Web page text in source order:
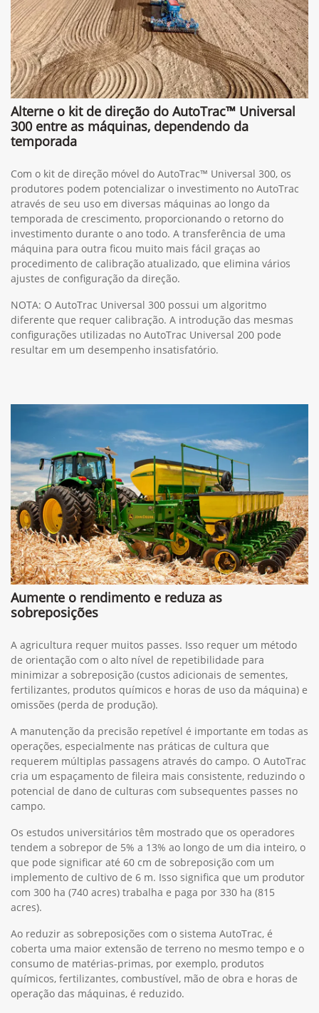
Alterne o kit de direção do AutoTrac™ Universal
300 entre as máquinas, dependendo da
temporada
Com o kit de direção móvel do AutoTrac™ Universal 300, os
produtores podem potencializar o investimento no AutoTrac
através de seu uso em diversas máquinas ao longo da
temporada de crescimento, proporcionando o retorno do
investimento durante o ano todo. A transferência de uma
máquina para outra ficou muito mais fácil graças ao
procedimento de calibração atualizado, que elimina vários
ajustes de configuração da direção.
NOTA: O AutoTrac Universal 300 possui um algoritmo
diferente que requer calibração. A introdução das mesmas
configurações utilizadas no AutoTrac Universal 200 pode
resultar em um desempenho insatisfatório.
Aumente o rendimento e reduza as
sobreposições
A agricultura requer muitos passes. Isso requer um método
de orientação com o alto nível de repetibilidade para
minimizar a sobreposição (custos adicionais de sementes,
fertilizantes, produtos químicos e horas de uso da máquina) e
omissões (perda de produção).
A manutenção da precisão repetível é importante em todas as
operações, especialmente nas práticas de cultura que
requerem múltiplas passagens através do campo. O AutoTrac
cria um espaçamento de fileira mais consistente, reduzindo o
potencial de dano de culturas com subsequentes passes no
campo.
Os estudos universitários têm mostrado que os operadores
tendem a sobrepor de 5% a 13% ao longo de um dia inteiro, o
que pode significar até 60 cm de sobreposição com um
implemento de cultivo de 6 m. Isso significa que um produtor
com 300 ha (740 acres) trabalha e paga por 330 ha (815
acres).
Ao reduzir as sobreposições com o sistema AutoTrac, é
coberta uma maior extensão de terreno no mesmo tempo e o
consumo de matérias-primas, por exemplo, produtos
químicos, fertilizantes, combustível, mão de obra e horas de
operação das máquinas, é reduzido.